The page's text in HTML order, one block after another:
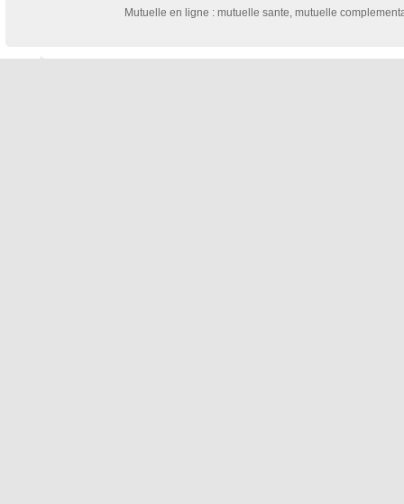
Mutuelle en ligne : mutuelle sante, mutuelle